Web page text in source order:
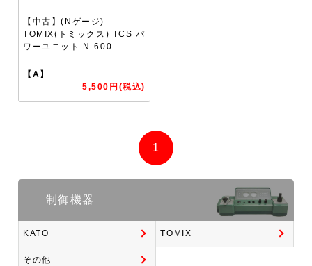
【中古】(Nゲージ)
TOMIX(トミックス) TCS パ
ワーユニット N-600
【A】
5,500円(税込)
1
制御機器
KATO TOMIX
その他